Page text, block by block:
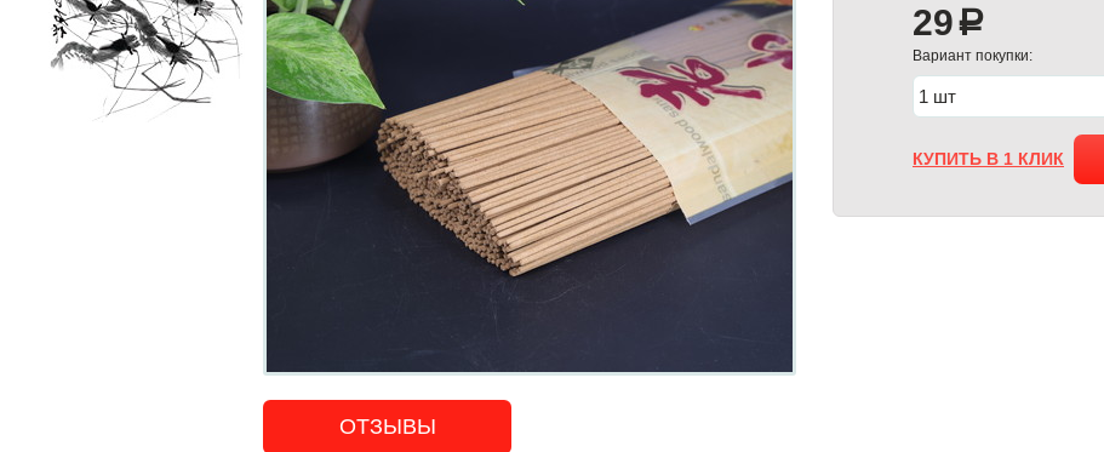
29 a
Вариант покупки:
КУПИТЬ В 1 КЛИК
ОТЗЫВЫ